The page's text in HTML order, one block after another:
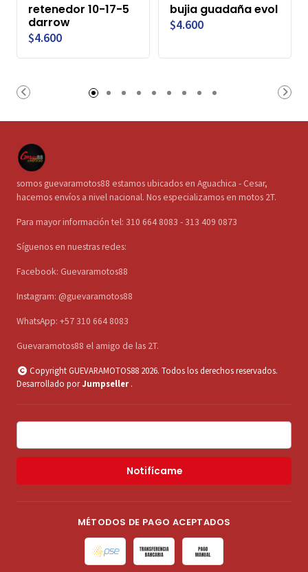
retenedor 10-17-5
darrow
$4.600
bujia guadaña evol
$4.600
somos guevaramotos88 estamos ubicados en Aguachica - Cesar,
hacemos envíos a nivel nacional. Nos especializamos en motos 2T.
Para mayor información tel: 310 664 8083 - 313 409 0873
Síguenos en nuestras redes:
Facebook: Guevaramotos88
Instagram: @guevaramotos88
WhatsApp: +57 310 664 8083
Guevaramotos88 el amigo de las 2T.
Copyright GUEVARAMOTOS88 2026. Todos los derechos reservados.
Desarrollado porJumpseller .
Notifícame
MÉTODOS DE PAGO ACEPTADOS